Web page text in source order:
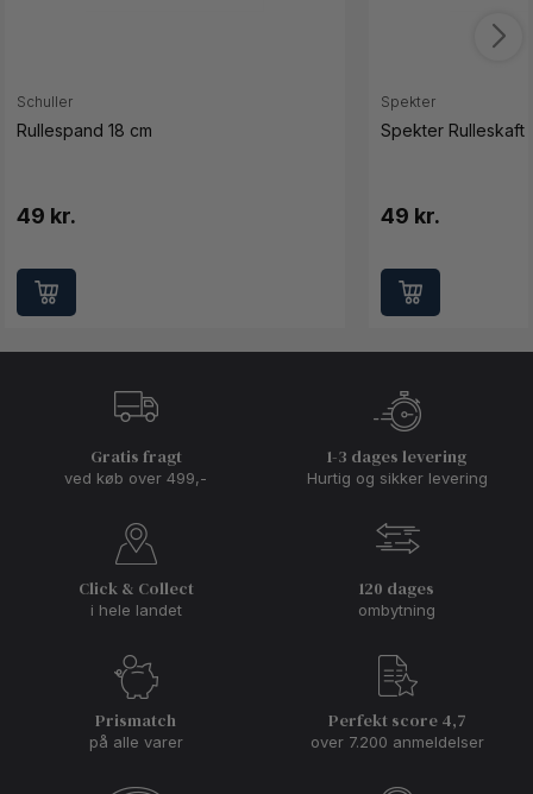
Schuller
Rullespand 18 cm
49 kr.
Spekter
Spekter Rulleskaft
49 kr.
Gratis fragt
ved køb over 499,-
1-3 dages levering
Hurtig og sikker levering
Click & Collect
i hele landet
120 dages
ombytning
Prismatch
på alle varer
Perfekt score 4,7
over 7.200 anmeldelser